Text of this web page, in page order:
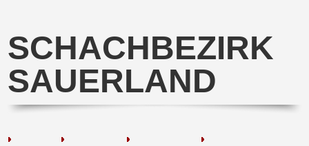
SCHACHBEZIRK
SAUERLAND